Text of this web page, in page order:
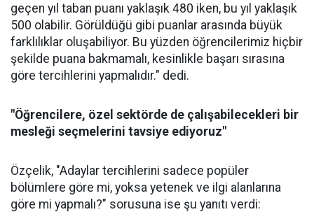
geçen yıl taban puanı yaklaşık 480 iken, bu yıl yaklaşık
500 olabilir. Görüldüğü gibi puanlar arasında büyük
farklılıklar oluşabiliyor. Bu yüzden öğrencilerimiz hiçbir
şekilde puana bakmamalı, kesinlikle başarı sırasına
göre tercihlerini yapmalıdır." dedi.
"Öğrencilere, özel sektörde de çalışabilecekleri bir
mesleği seçmelerini tavsiye ediyoruz"
Özçelik, "Adaylar tercihlerini sadece popüler
bölümlere göre mi, yoksa yetenek ve ilgi alanlarına
göre mi yapmalı?" sorusuna ise şu yanıtı verdi: